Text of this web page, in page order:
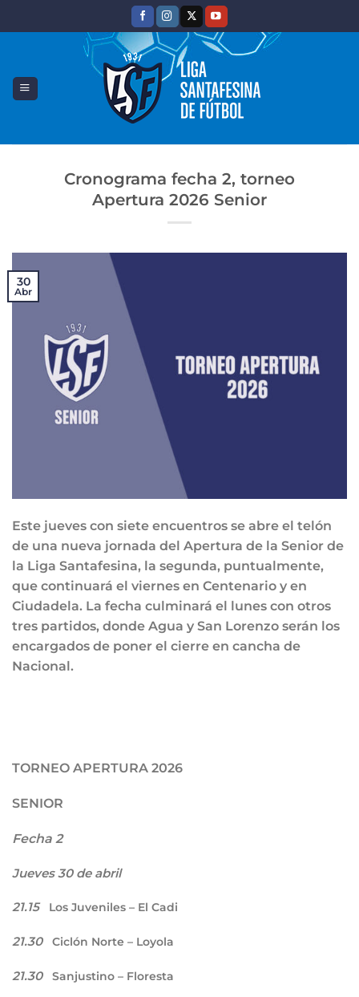
Cronograma fecha 2, torneo
Apertura 2026 Senior
30
Abr
Este jueves con siete encuentros se abre el telón
de una nueva jornada del Apertura de la Senior de
la Liga Santafesina, la segunda, puntualmente,
que continuará el viernes en Centenario y en
Ciudadela. La fecha culminará el lunes con otros
tres partidos, donde Agua y San Lorenzo serán los
encargados de poner el cierre en cancha de
Nacional.
TORNEO APERTURA 2026
SENIOR
Fecha 2
Jueves 30 de abril
21.15Los Juveniles – El Cadi
21.30Ciclón Norte – Loyola
21.30Sanjustino – Floresta